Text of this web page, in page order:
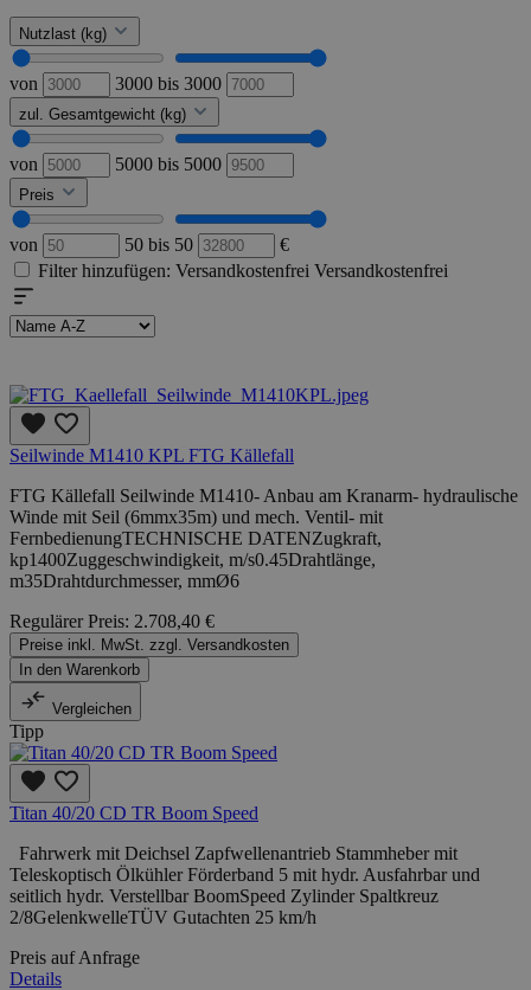
Nutzlast (kg)
von 3000 bis 3000
zul. Gesamtgewicht (kg)
von 5000 bis 5000
Preis
von 50 bis 50
€
Filter hinzufügen: Versandkostenfrei Versandkostenfrei
Seilwinde M1410 KPL FTG Källefall
FTG Källefall Seilwinde M1410- Anbau am Kranarm- hydraulische
Winde mit Seil (6mmx35m) und mech. Ventil- mit
FernbedienungTECHNISCHE DATENZugkraft,
kp1400Zuggeschwindigkeit, m/s0.45Drahtlänge,
m35Drahtdurchmesser, mmØ6
Regulärer Preis: 2.708,40 €
Preise inkl. MwSt. zzgl. Versandkosten
In den Warenkorb
Vergleichen
Tipp
Titan 40/20 CD TR Boom Speed
Fahrwerk mit Deichsel Zapfwellenantrieb Stammheber mit
Teleskoptisch Ölkühler Förderband 5 mit hydr. Ausfahrbar und
seitlich hydr. Verstellbar BoomSpeed Zylinder Spaltkreuz
2/8GelenkwelleTÜV Gutachten 25 km/h
Preis auf Anfrage
Details